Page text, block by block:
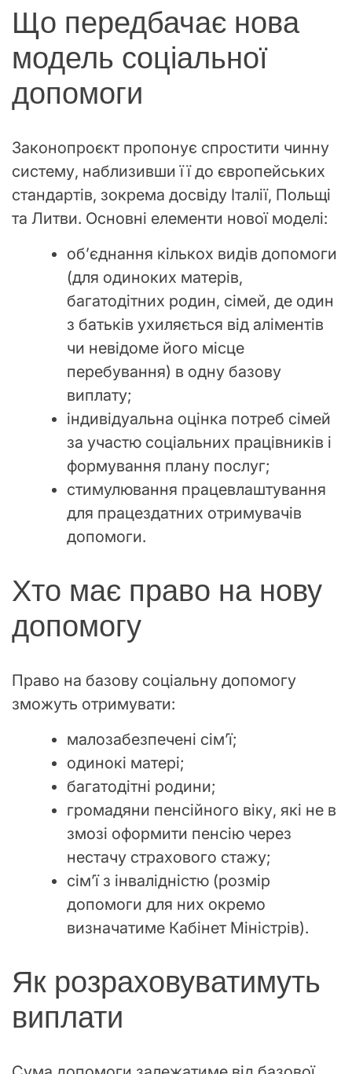
Що передбачає нова
модель соціальної
допомоги
Законопроєкт пропонує спростити чинну
систему, наблизивши її до європейських
стандартів, зокрема досвіду Італії, Польщі
та Литви. Основні елементи нової моделі:
об’єднання кількох видів допомоги
(для одиноких матерів,
багатодітних родин, сімей, де один
з батьків ухиляється від аліментів
чи невідоме його місце
перебування) в одну базову
виплату;
індивідуальна оцінка потреб сімей
за участю соціальних працівників і
формування плану послуг;
стимулювання працевлаштування
для працездатних отримувачів
допомоги.
Хто має право на нову
допомогу
Право на базову соціальну допомогу
зможуть отримувати:
малозабезпечені сім’ї;
одинокі матері;
багатодітні родини;
громадяни пенсійного віку, які не в
змозі оформити пенсію через
нестачу страхового стажу;
сім’ї з інвалідністю (розмір
допомоги для них окремо
визначатиме Кабінет Міністрів).
Як розраховуватимуть
виплати